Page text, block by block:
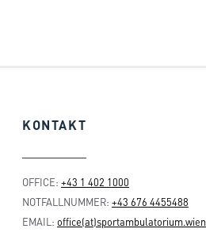
KONTAKT
OFFICE: +43 1 402 1000
NOTFALLNUMMER: +43 676 4455488
EMAIL: office(at)sportambulatorium.wien